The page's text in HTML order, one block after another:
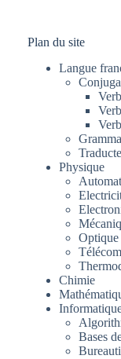
Plan du site
Langue
Physique
Optique
Chimie
Bases